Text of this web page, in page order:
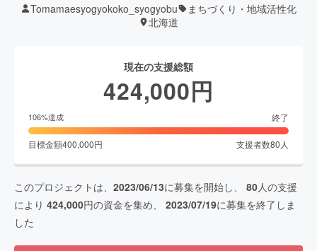
Tomamaesyogyokoko_syogyobu
まちづくり・地域活性化
北海道
現在の支援総額
424,000円
106%達成 終了
目標金額400,000円 支援者数80 人
このプロジェクトは、 2023/06/13に募集を開始し、 80人の支援
により 424,000円の資金を集め、 2023/07/19に募集を終了しま
した